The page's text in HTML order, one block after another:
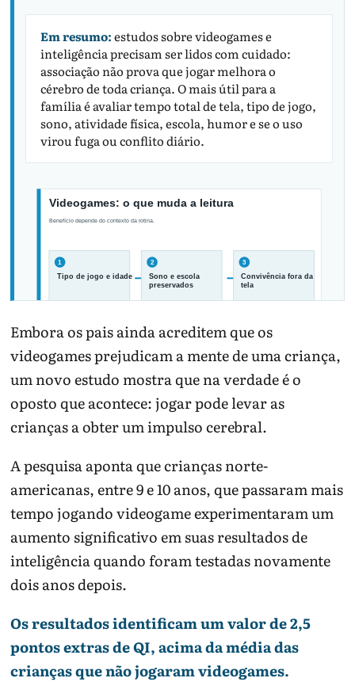
Em resumo:estudos sobre videogames e
inteligência precisam ser lidos com cuidado:
associação não prova que jogar melhora o
cérebro de toda criança. O mais útil para a
família é avaliar tempo total de tela, tipo de jogo,
sono, atividade física, escola, humor e se o uso
virou fuga ou conflito diário.
O efeito de um jogo depende da rotina
completa, não só do aplicativo.
ocupar funções essenciais.
Pergunta
Por que
Como ajustar
Embora os pais ainda acreditem que os
videogames prejudicam a mente de uma criança,
um novo estudo mostra que na verdade é o
oposto que acontece: jogar pode levar as
crianças a obter um impulso cerebral.
A pesquisa aponta que crianças norte-
americanas, entre 9 e 10 anos, que passaram mais
tempo jogando videogame experimentaram um
aumento significativo em suas resultados de
inteligência quando foram testadas novamente
dois anos depois.
Os resultados identificam um valor de 2,5
pontos extras de QI, acima da média das
crianças que não jogaram videogames.